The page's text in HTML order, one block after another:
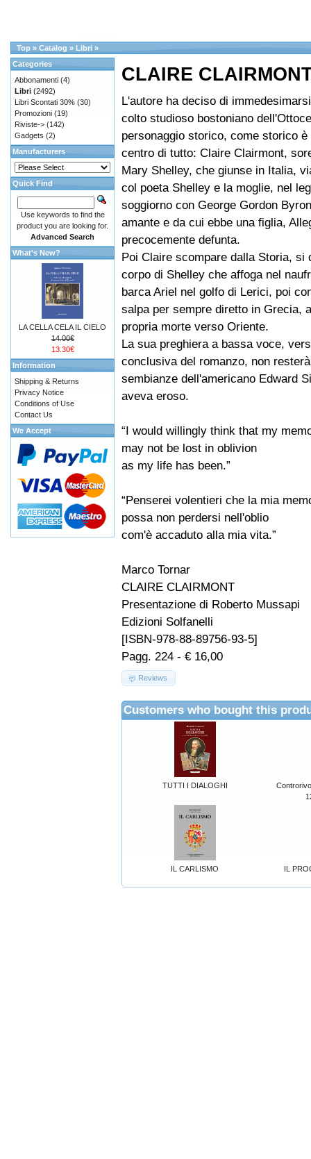
Top » Catalog » Libri »
CLAIRE
L'autore ha deciso di
colto studioso bostoniano
personaggio storico, come storico è
centro di tutto: Claire Clairmont,
Mary Shelley, che giunse in Italia,
col poeta Shelley e la moglie, nel
soggiorno con George Gordon
amante e da cui ebbe una figlia,
precocemente defunta.
Poi Claire scompare dalla Storia, si
corpo di Shelley che affoga nel
barca Ariel nel golfo di Lerici, poi
salpa per sempre diretto in Grecia,
propria morte verso Oriente.
La sua preghiera a bassa voce,
conclusiva del romanzo, non
sembianze dell'americano Edward
aveva eroso.
“I would willingly think that my
may not be lost in oblivion
as my life has been.”
“Penserei volentieri che la mia
possa non perdersi nell'oblio
com'è accaduto alla mia vita.”
Marco Tornar
CLAIRE CLAIRMONT
Presentazione di Roberto Mussapi
Edizioni Solfanelli
[ISBN-978-88-89756-93-5]
Pagg. 224 - € 16,00
Reviews
Customers who bought this
TUTTI I DIALOGHI
IL CARLISMO IL
Categories
Abbonamenti (4)
Libri (2492)
Libri Scontati 30% (30)
Promozioni (19)
Riviste-> (142)
Gadgets (2)
Manufacturers
Quick Find
Use keywords to find the
product you are looking for.
Advanced Search
What's New?
LA CELLA CELA IL CIELO
14.00€
13.30€
Information
Shipping & Returns
Privacy Notice
Conditions of Use
Contact Us
We Accept